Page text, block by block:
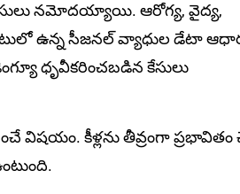
నమోదయ్యాయి. ఆరోగ్య, వైద్య,
ఉన్న సీజనల్ వ్యాధుల డేటా
ధృవీకరించబడిన కేసులు
కీళ్లను తీవ్రంగా ప్రభావితం